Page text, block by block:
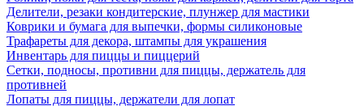
Делители, резаки кондитерские, плунжер для мастики
Коврики и бумага для выпечки, формы силиконовые
Трафареты для декора, штампы для украшения
Инвентарь для пиццы и пиццерий
Сетки, подносы, противни для пиццы, держатель для
противней
Лопаты для пиццы, держатели для лопат